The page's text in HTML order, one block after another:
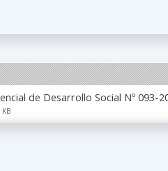
de Desarrollo Social Nº 093-